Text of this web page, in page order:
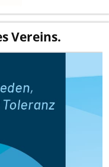
Vereins.